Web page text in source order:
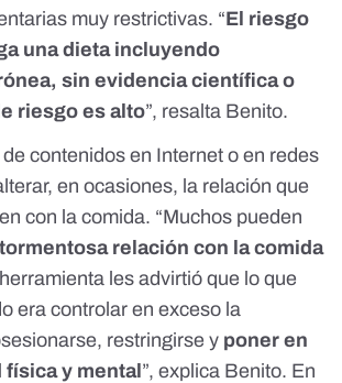
muy restrictivas. “El riesgo
una dieta incluyendo
sin evidencia científica o
riesgo es alto”, resalta Benito.
contenidos en Internet o en redes
en ocasiones, la relación que
con la comida. “Muchos pueden
tormentosa relación con la comida
les advirtió que lo que
era controlar en exceso la
restringirse y poner en
física y mental”, explica Benito. En